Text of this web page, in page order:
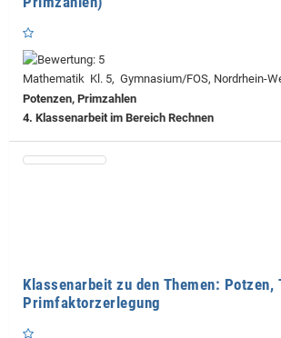
Mathematik Kl. 5, Gymnasium/FOS, Nordrhein-
Potenzen, Primzahlen
4. Klassenarbeit im Bereich Rechnen
Klassenarbeit zu den Themen: Potzen,
Primfaktorzerlegung